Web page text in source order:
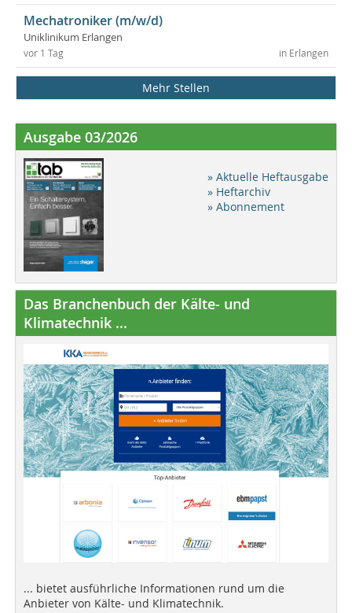
Mechatroniker (m/w/d)
Uniklinikum Erlangen
in Erlangen
vor 1 Tag
Mehr Stellen
Ausgabe 03/2026
» Aktuelle Heftausgabe
» Heftarchiv
» Abonnement
Das Branchenbuch der Kälte- und
Klimatechnik ...
... bietet ausführliche Informationen rund um die
Anbieter von Kälte- und Klimatechnik.